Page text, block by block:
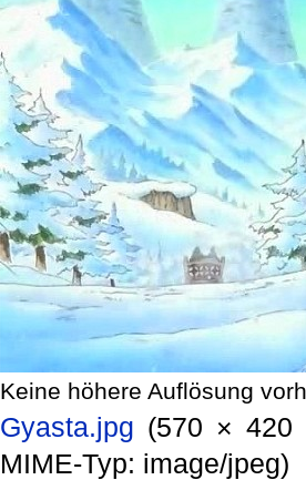
Keine höhere Auflösung
Gyasta.jpg
(570 ×
MIME-Typ: image/jpeg)